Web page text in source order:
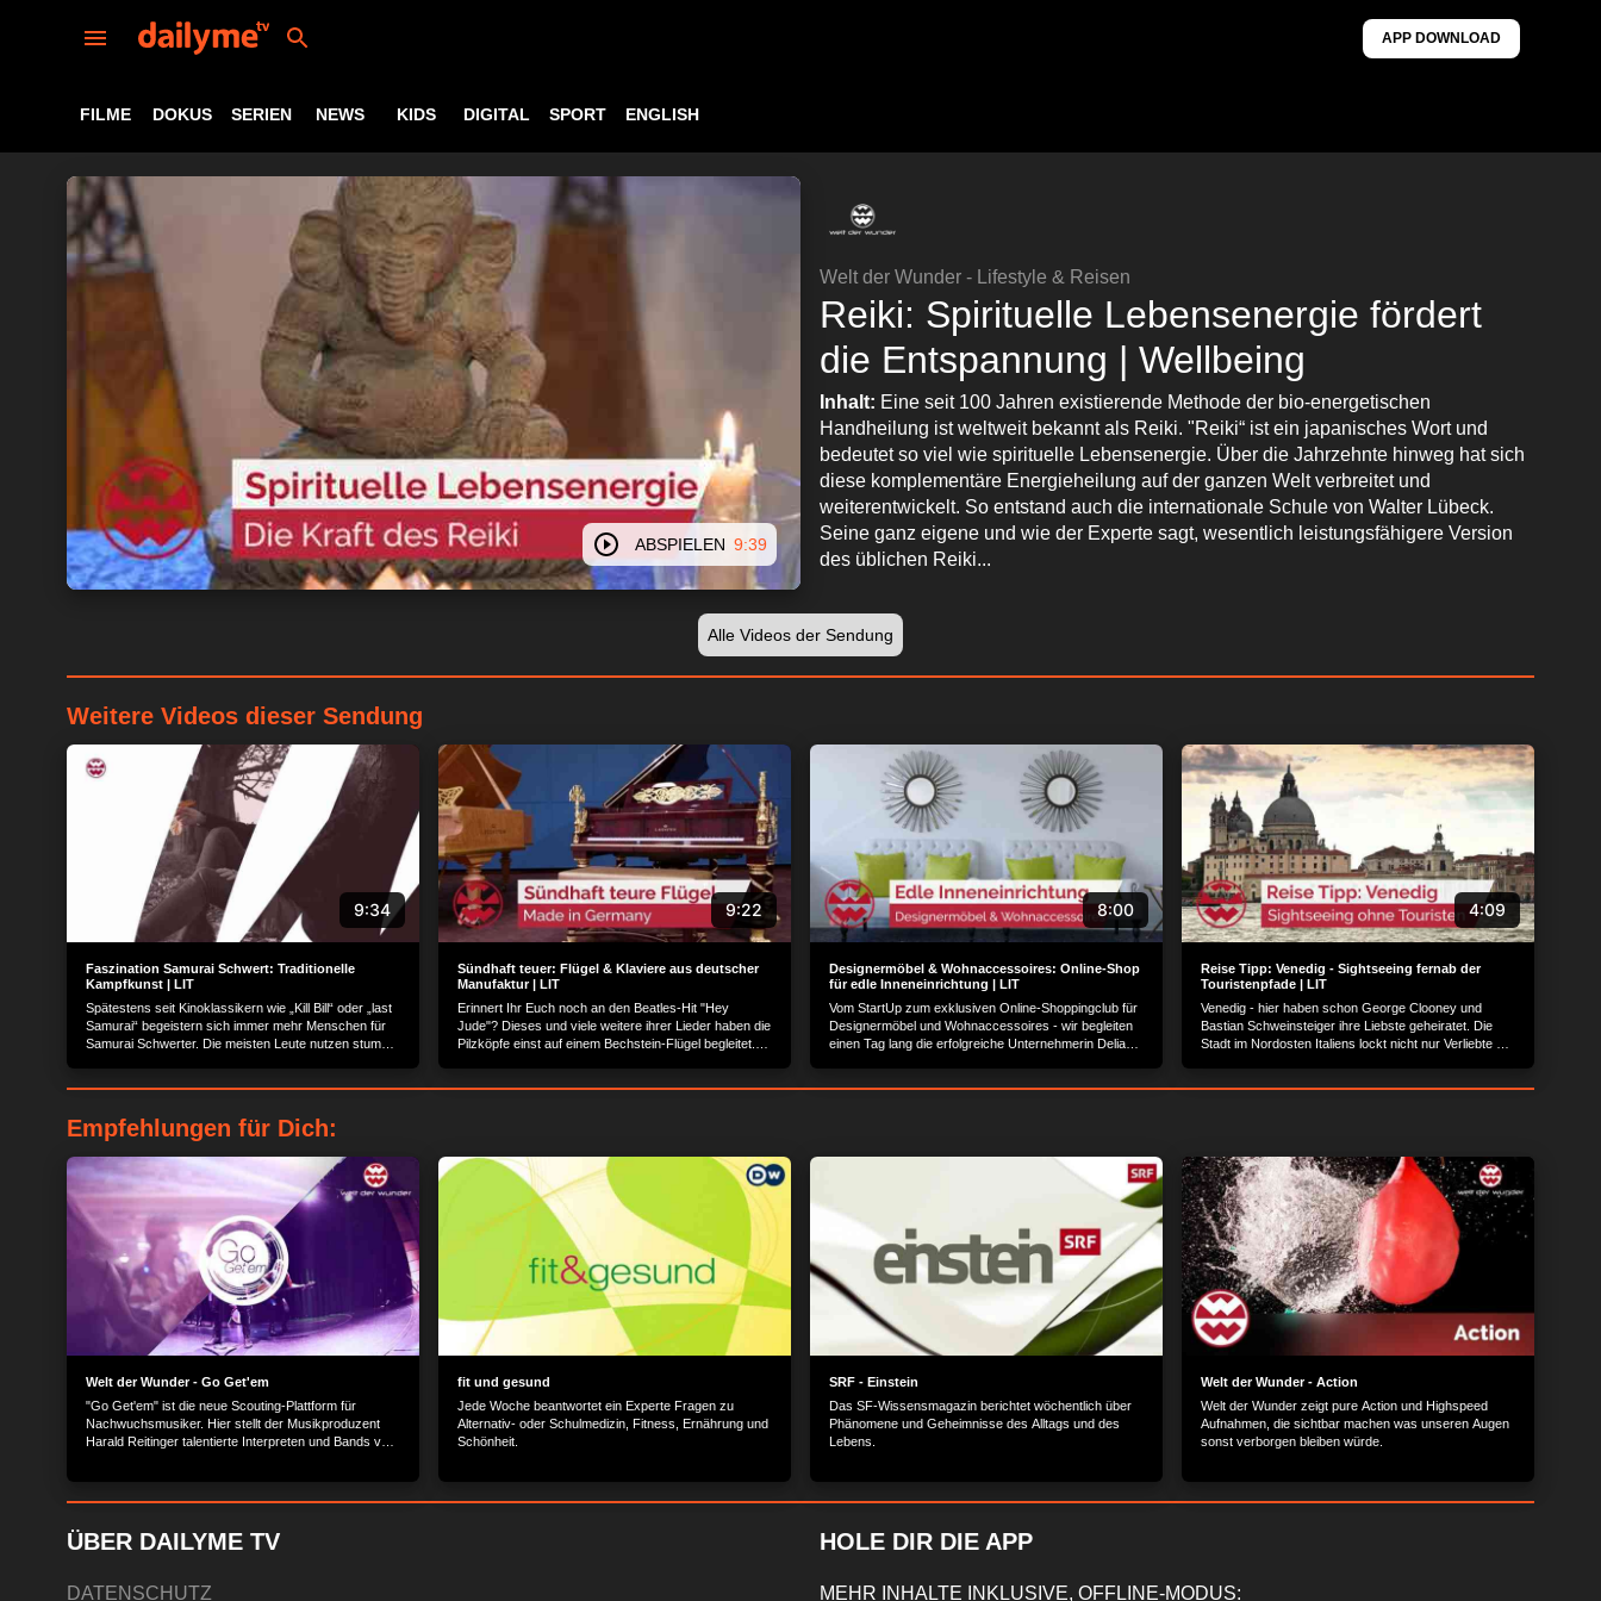
APP DOWNLOAD
FILME DOKUS SERIEN NEWS KIDS DIGITAL SPORT ENGLISH
ABSPIELEN 9:39
Welt der Wunder - Lifestyle & Reisen
Reiki: Spirituelle Lebensenergie fördert
die Entspannung | Wellbeing
Inhalt: Eine seit 100 Jahren existierende Methode der bio-energetischen
Handheilung ist weltweit bekannt als Reiki. "Reiki“ ist ein japanisches Wort und
bedeutet so viel wie spirituelle Lebensenergie. Über die Jahrzehnte hinweg hat sich
diese komplementäre Energieheilung auf der ganzen Welt verbreitet und
weiterentwickelt. So entstand auch die internationale Schule von Walter Lübeck.
Seine ganz eigene und wie der Experte sagt, wesentlich leistungsfähigere Version
des üblichen Reiki...
Alle Videos der Sendung
Weitere Videos dieser Sendung
9:34
Faszination Samurai Schwert: Traditionelle
Kampfkunst | LIT
Spätestens seit Kinoklassikern wie „Kill Bill“ oder „last
Samurai“ begeistern sich immer mehr Menschen für
Samurai Schwerter. Die meisten Leute nutzen stumpfe
9:22
Sündhaft teuer: Flügel & Klaviere aus deutscher
Manufaktur | LIT
Erinnert Ihr Euch noch an den Beatles-Hit "Hey
Jude"? Dieses und viele weitere ihrer Lieder haben die
Pilzköpfe einst auf einem Bechstein-Flügel begleitet.
8:00
Designermöbel & Wohnaccessoires: Online-Shop
für edle Inneneinrichtung | LIT
Vom StartUp zum exklusiven Online-Shoppingclub für
Designermöbel und Wohnaccessoires - wir begleiten
einen Tag lang die erfolgreiche Unternehmerin Delia
4:09
Reise Tipp: Venedig - Sightseeing fernab der
Touristenpfade | LIT
Venedig - hier haben schon George Clooney und
Bastian Schweinsteiger ihre Liebste geheiratet. Die
Stadt im Nordosten Italiens lockt nicht nur Verliebte an
Empfehlungen für Dich:
Welt der Wunder - Go Get'em
"Go Get'em" ist die neue Scouting-Plattform für
Nachwuchsmusiker. Hier stellt der Musikproduzent
Harald Reitinger talentierte Interpreten und Bands vor,
Musikvideos und spannenden Interviews.
fit und gesund
Jede Woche beantwortet ein Experte Fragen zu
Alternativ- oder Schulmedizin, Fitness, Ernährung und
Schönheit.
SRF - Einstein
Das SF-Wissensmagazin berichtet wöchentlich über
Phänomene und Geheimnisse des Alltags und des
Lebens.
Welt der Wunder - Action
Welt der Wunder zeigt pure Action und Highspeed
Aufnahmen, die sichtbar machen was unseren Augen
sonst verborgen bleiben würde.
ÜBER DAILYME TV
DATENSCHUTZ
HOLE DIR DIE APP
MEHR INHALTE INKLUSIVE, OFFLINE-MODUS: